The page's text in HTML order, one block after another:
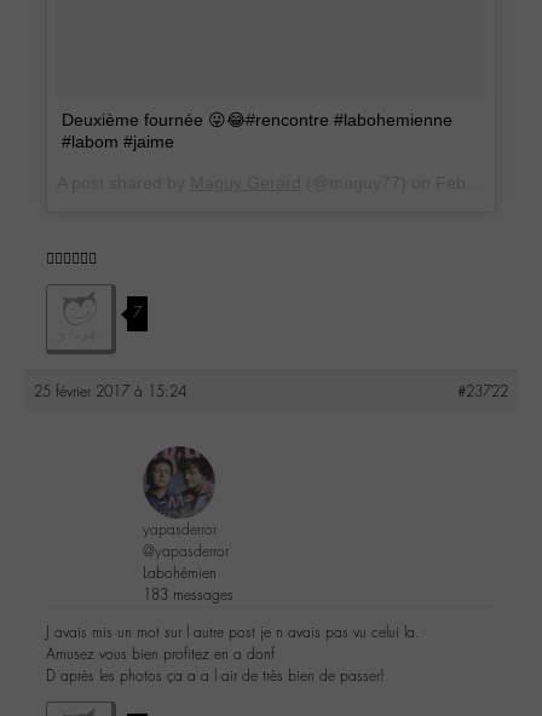
Deuxième fournée 😜😂#rencontre #labohemienne
#labom #jaime
👍🏼👌🏼✌🏼
7
25 février 2017 à 15:24 #23722
yapasderror
@yapasderror
Labohémien
183 messages
J avais mis un mot sur l autre post je n avais pas vu celui la.
Amusez vous bien profitez en a donf
D après les photos ça a a l air de très bien de passer!